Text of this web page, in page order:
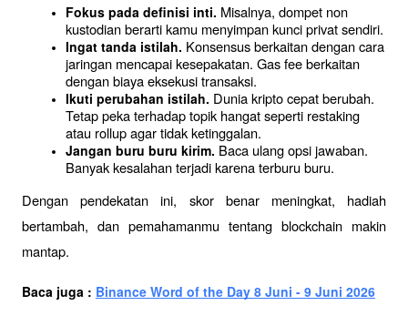
Fokus pada definisi inti. Misalnya, dompet non
kustodian berarti kamu menyimpan kunci privat sendiri.
Ingat tanda istilah. Konsensus berkaitan dengan cara
jaringan mencapai kesepakatan. Gas fee berkaitan
dengan biaya eksekusi transaksi.
Ikuti perubahan istilah. Dunia kripto cepat berubah.
Tetap peka terhadap topik hangat seperti restaking
atau rollup agar tidak ketinggalan.
Jangan buru buru kirim. Baca ulang opsi jawaban.
Banyak kesalahan terjadi karena terburu buru.
Dengan pendekatan ini, skor benar meningkat, hadiah
bertambah, dan pemahamanmu tentang blockchain makin
mantap.
Baca juga : Binance Word of the Day 8 Juni - 9 Juni 2026